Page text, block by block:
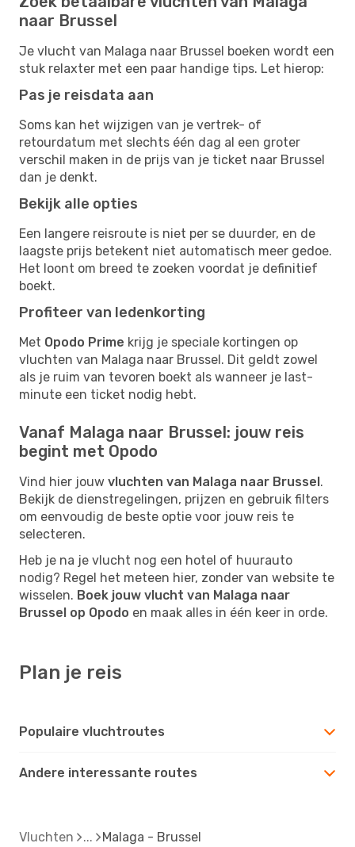
naar Brussel
Je vlucht van Malaga naar Brussel boeken wordt een
stuk relaxter met een paar handige tips. Let hierop:
Pas je reisdata aan
Soms kan het wijzigen van je vertrek- of
retourdatum met slechts één dag al een groter
verschil maken in de prijs van je ticket naar Brussel
dan je denkt.
Bekijk alle opties
Een langere reisroute is niet per se duurder, en de
laagste prijs betekent niet automatisch meer gedoe.
Het loont om breed te zoeken voordat je definitief
boekt.
Profiteer van ledenkorting
Met Opodo Prime krijg je speciale kortingen op
vluchten van Malaga naar Brussel. Dit geldt zowel
als je ruim van tevoren boekt als wanneer je last-
minute een ticket nodig hebt.
Vanaf Malaga naar Brussel: jouw reis
begint met Opodo
Vind hier jouw vluchten van Malaga naar Brussel.
Bekijk de dienstregelingen, prijzen en gebruik filters
om eenvoudig de beste optie voor jouw reis te
selecteren.
Heb je na je vlucht nog een hotel of huurauto
nodig? Regel het meteen hier, zonder van website te
wisselen. Boek jouw vlucht van Malaga naar
Brussel op Opodo en maak alles in één keer in orde.
Plan je reis
Populaire vluchtroutes
Andere interessante routes
Vluchten Malaga - Brussel